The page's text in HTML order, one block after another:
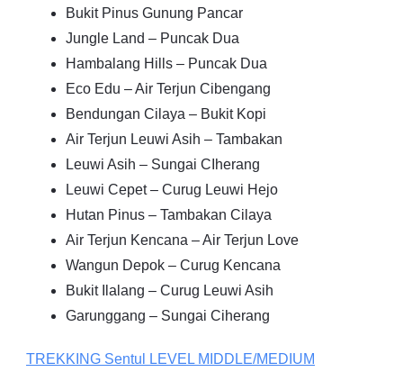
Bukit Pinus Gunung Pancar
Jungle Land – Puncak Dua
Hambalang Hills – Puncak Dua
Eco Edu – Air Terjun Cibengang
Bendungan Cilaya – Bukit Kopi
Air Terjun Leuwi Asih – Tambakan
Leuwi Asih – Sungai CIherang
Leuwi Cepet – Curug Leuwi Hejo
Hutan Pinus – Tambakan Cilaya
Air Terjun Kencana – Air Terjun Love
Wangun Depok – Curug Kencana
Bukit Ilalang – Curug Leuwi Asih
Garunggang – Sungai Ciherang
TREKKING Sentul LEVEL MIDDLE/MEDIUM